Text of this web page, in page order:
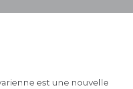
est une nouvelle